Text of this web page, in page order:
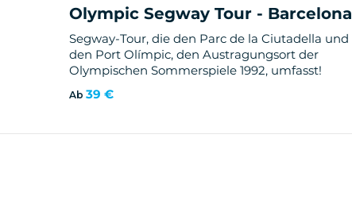
Olympic Segway Tour - Barcelona
Segway-Tour, die den Parc de la Ciutadella und
den Port Olímpic, den Austragungsort der
Olympischen Sommerspiele 1992, umfasst!
Ab 39 €